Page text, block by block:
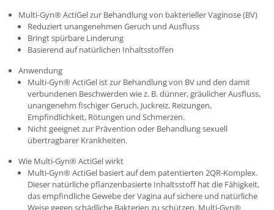
Multi-Gyn®ActiGel zur Behandlung von bakterieller Vaginose (BV)
Reduziert unangenehmen Geruch und Ausfluss
Bringt spürbare Linderung
Basierend auf natürlichen Inhaltsstoffen
Anwendung
Multi-Gyn®ActiGel ist zur Behandlung von BV und den damit
verbundenen Beschwerden wie z. B. dünner, gräulicher Ausfluss,
unangenehm fischiger Geruch, Juckreiz, Reizungen,
Empfindlichkeit, Rötungen und Schmerzen.
Nicht geeignet zur Prävention oder Behandlung sexuell
übertragbarer Krankheiten.
Wie Multi-Gyn®ActiGel wirkt
Multi-Gyn®ActiGel basiert auf dem patentierten 2QR-Komplex.
Dieser natürliche pflanzenbasierte Inhaltsstoff hat die Fähigkeit,
das empfindliche Gewebe der Vagina auf sichere und natürliche
Weise gegen schädliche Bakterien zu schützen. Multi-Gyn®